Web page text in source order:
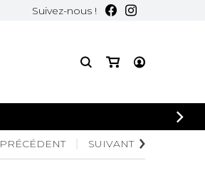
Suivez-nous !
PRÉCÉDENT SUIVANT